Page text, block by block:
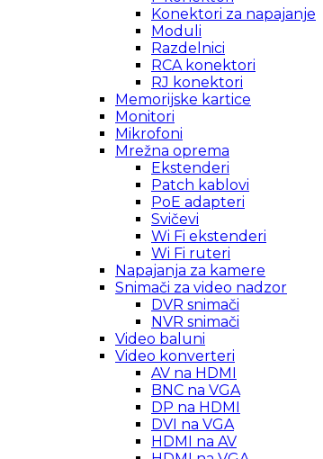
Konektori za napajanje
Moduli
Razdelnici
RCA konektori
RJ konektori
Memorijske kartice
Monitori
Mikrofoni
Mrežna oprema
Ekstenderi
Patch kablovi
PoE adapteri
Svičevi
Wi Fi ekstenderi
Wi Fi ruteri
Napajanja za kamere
Snimači za video nadzor
DVR snimači
NVR snimači
Video baluni
Video konverteri
AV na HDMI
BNC na VGA
DP na HDMI
DVI na VGA
HDMI na AV